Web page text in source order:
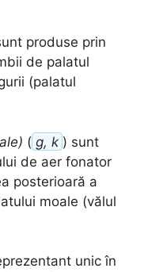
produse prin
de palatul
(palatul
( g, k ) sunt
de aer fonator
posterioară a
moale (vălul
unic în